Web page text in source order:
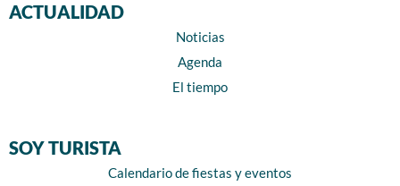
ACTUALIDAD
Noticias
Agenda
El tiempo
SOY TURISTA
Calendario de fiestas y eventos